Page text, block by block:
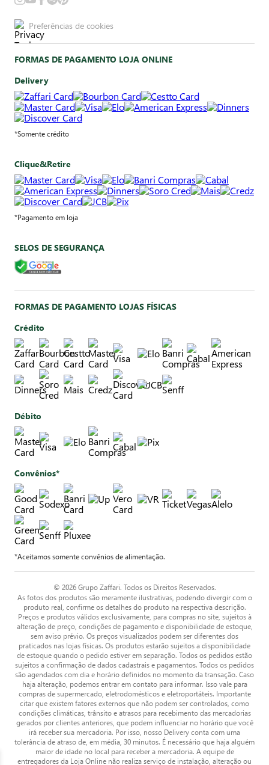
Preferências de cookies
FORMAS DE PAGAMENTO LOJA ONLINE
Delivery
*Somente crédito
Clique&Retire
*Pagamento em loja
SELOS DE SEGURANÇA
FORMAS DE PAGAMENTO LOJAS FÍSICAS
Crédito
Débito
Convênios*
*Aceitamos somente convênios de alimentação.
© 2026 Grupo Zaffari. Todos os Direitos Reservados.
As fotos dos produtos são meramente ilustrativas, podendo divergir com o
produto real, confirme os detalhes do produto na respectiva descrição.
Preços e produtos válidos exclusivamente, para compras no site, sujeitos à
alteração de preço, condições de pagamento e disponibilidade de estoque,
sem aviso prévio. Os preços visualizados podem ser diferentes dos
praticados nas lojas físicas. Os produtos estarão sujeitos a disponibilidade
de estoque quando o pedido estiver em separação. Todos os pedidos estão
sujeitos a confirmação de dados cadastrais e pagamentos. Todos os pedidos
são agendados com dia e horário definidos no momento da transação. Caso
haja alteração, podemos entrar em contato para informar. Isso vale para
compras de supermercado, eletrodomésticos e eletroportáteis. Importante
citar que existem fatores externos que não podem ser controlados, como
condições climáticas, trânsito e atrasos para recebimento das mercadorias
gerados por clientes anteriores, que podem influenciar no horário que você
irá receber sua mercadoria. Por isso, nosso Delivery conta com uma
tolerância de atraso de, em média, 30 minutos. É necessário que haja alguém
maior de idade no local para receber a mercadoria. A equipe de
entregadores da Loja Online não realiza serviço de instalação, alteração ou